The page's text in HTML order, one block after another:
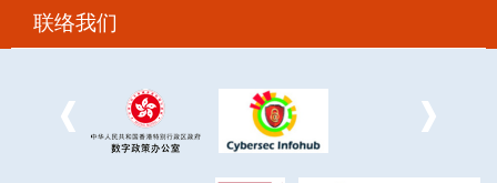
联络我们